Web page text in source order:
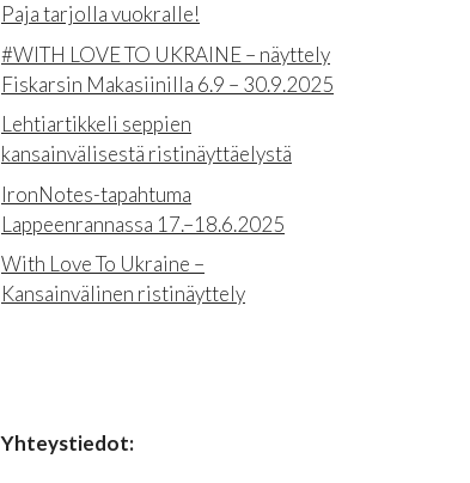
Paja tarjolla vuokralle!
#WITH LOVE TO UKRAINE – näyttely
Fiskarsin Makasiinilla 6.9 – 30.9.2025
Lehtiartikkeli seppien
kansainvälisestä ristinäyttäelystä
IronNotes-tapahtuma
Lappeenrannassa 17.–18.6.2025
With Love To Ukraine –
Kansainvälinen ristinäyttely
Yhteystiedot: